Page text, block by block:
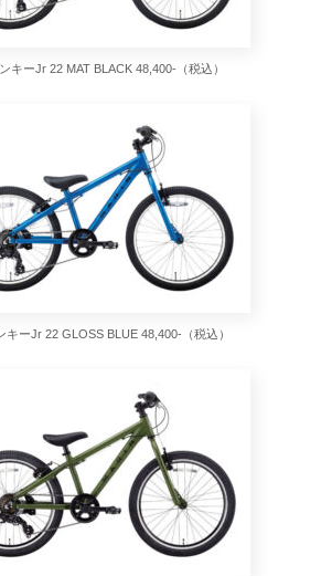
キーJr 22 MAT BLACK 48,400-（税込）
キーJr 22 GLOSS BLUE 48,400-（税込）